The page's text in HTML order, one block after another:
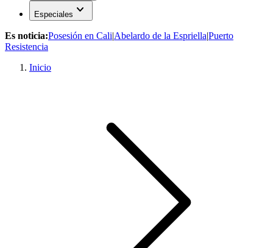
Especiales expand_more
Es noticia:Posesión en Cali|Abelardo de la Espriella|Puerto
Resistencia
Inicio